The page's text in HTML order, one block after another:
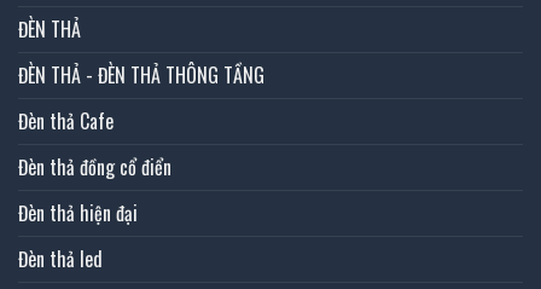
ĐÈN THẢ
ĐÈN THẢ - ĐÈN THẢ THÔNG TẦNG
Đèn thả Cafe
Đèn thả đồng cổ điển
Đèn thả hiện đại
Đèn thả led